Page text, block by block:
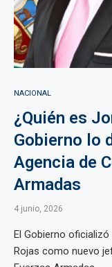
NACIONAL
¿Quién es
Gobierno lo
Agencia de
Armadas
4 junio, 2026
El Gobierno
Rojas como nuevo